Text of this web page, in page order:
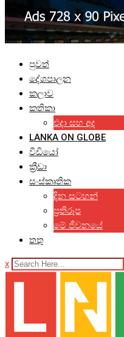
පුවත්
දේශපාලන
කලාව
කතිකා
එදා සහ අද
LANKA ON GLOBE
වීඩියෝ
ක්‍රීඩා
සංස්කෘතික
දින සටහන්
ප්‍රතිරූප
මේ ජීවනයේ
තතු
x